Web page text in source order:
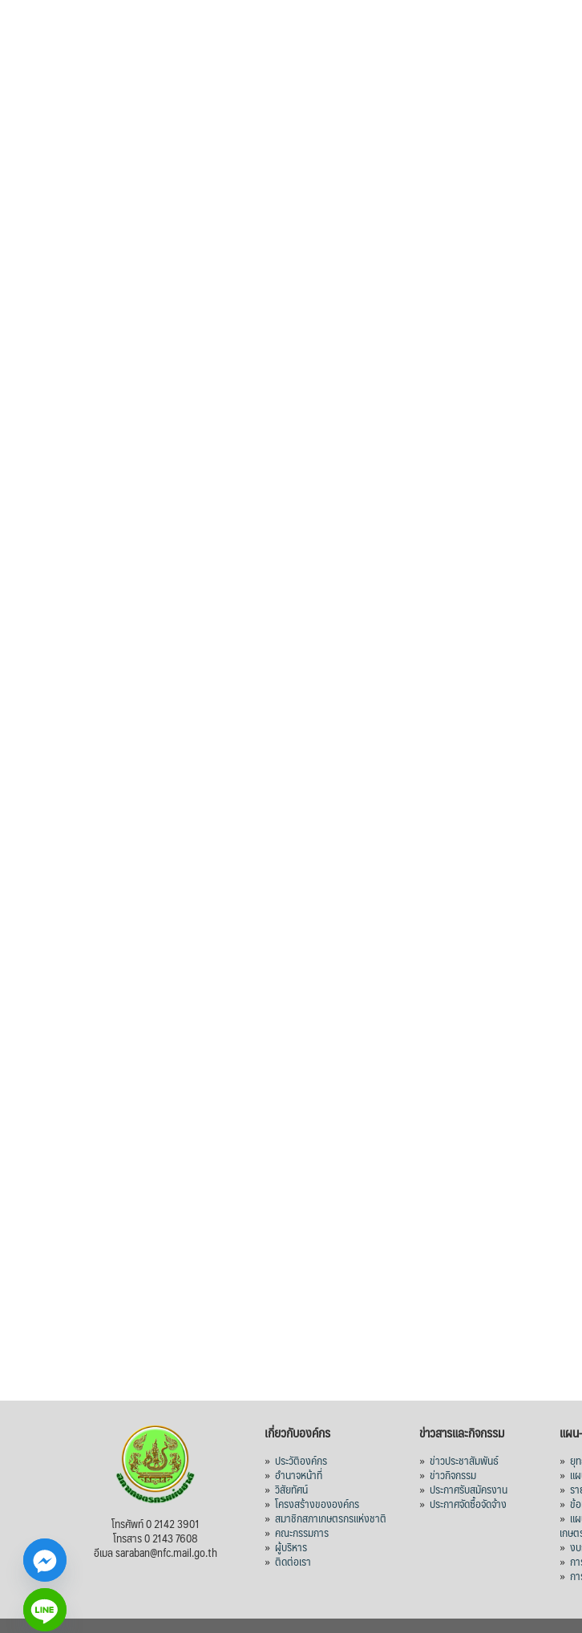
โทรศัพท์ 0 2142 3901
โทรสาร 0 2143 7608
อีเมล saraban@nfc.mail.go.th
เกี่ยวกับองค์กร
»ประวัติองค์กร
»อำนาจหน้าที่
»วิสัยทัศน์
»โครงสร้างขององค์กร
»สมาชิกสภาเกษตรกรแห่งชาติ
»คณะกรรมการ
» ผู้บริหาร
»ติดต่อเรา
ข่าวสารและกิจกรรม
»ข่าวประชาสัมพันธ์
»ข่าวกิจกรรม
»ประกาศรับสมัครงาน
»ประกาศจัดซื้อจัดจ้าง
แผน
» ยุ
» แ
» ร
» ข้
» แ
เกษ
» ง
» ก
» ก